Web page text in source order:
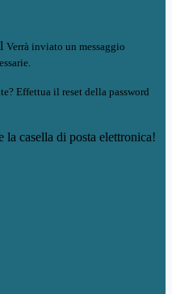
Verrà inviato un messaggio
Effettua il reset della password
casella di posta elettronica!